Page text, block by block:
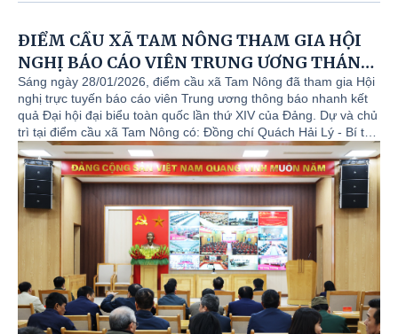
ĐIỂM CẦU XÃ TAM NÔNG THAM GIA HỘI
NGHỊ BÁO CÁO VIÊN TRUNG ƯƠNG THÁNG
01/2026.
Sáng ngày 28/01/2026, điểm cầu xã Tam Nông đã tham gia Hội
nghị trực tuyến báo cáo viên Trung ương thông báo nhanh kết
quả Đại hội đại biểu toàn quốc lần thứ XIV của Đảng. Dự và chủ
trì tại điểm cầu xã Tam Nông có: Đồng chí Quách Hải Lý - Bí thư
Đảng ủy, Chủ tịch HĐND xã. Cùng dự có đồng chí Đỗ Hùng Sơn
- Phó Bí thư Đảng ủy, Chủ tịch UBND xã; đồng chí Nguyễn Tuấn
Ngọc - Phó Bí thư Thường trực Đảng ủy. Cùng các đồng chí
trong Ban Chấp hành, Ban Thường vụ Đảng ủy và lãnh đạo các
cơ quan, đơn vị trên địa bàn.